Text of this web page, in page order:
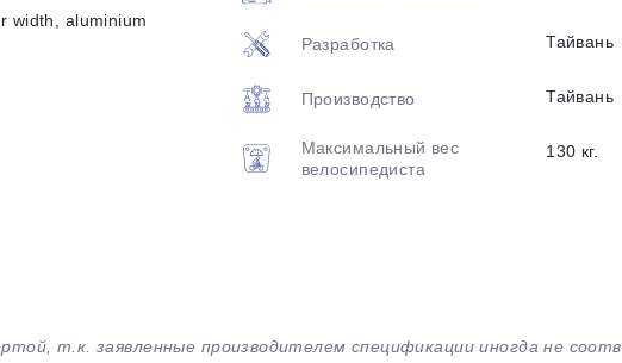
width, aluminium
Разработка Тайвань
Производство Тайвань
Максимальный вес
велосипедиста
130 кг.
т.к. заявленные производителем спецификации иногда не